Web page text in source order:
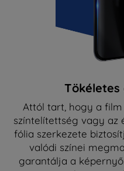
Attól tart, hogy a
színtelítettség vagy az
fólia szerkezete
valódi színei
garantálja a